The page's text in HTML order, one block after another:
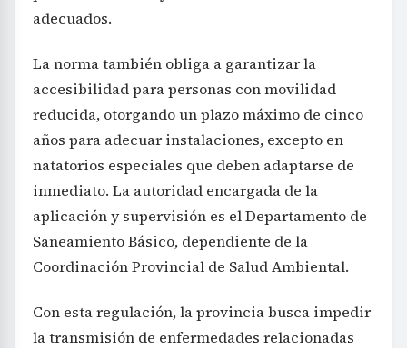
adecuados.
La norma también obliga a garantizar la
accesibilidad para personas con movilidad
reducida, otorgando un plazo máximo de cinco
años para adecuar instalaciones, excepto en
natatorios especiales que deben adaptarse de
inmediato. La autoridad encargada de la
aplicación y supervisión es el Departamento de
Saneamiento Básico, dependiente de la
Coordinación Provincial de Salud Ambiental.
Con esta regulación, la provincia busca impedir
la transmisión de enfermedades relacionadas